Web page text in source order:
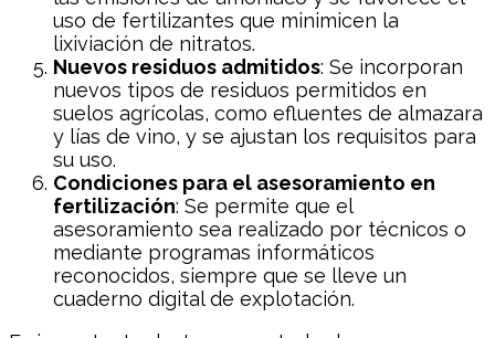
uso de fertilizantes que minimicen la
lixiviación de nitratos.
Nuevos residuos admitidos: Se incorporan
nuevos tipos de residuos permitidos en
suelos agrícolas, como efluentes de almazara
y lías de vino, y se ajustan los requisitos para
su uso.
Condiciones para el asesoramiento en
fertilización: Se permite que el
asesoramiento sea realizado por técnicos o
mediante programas informáticos
reconocidos, siempre que se lleve un
cuaderno digital de explotación.